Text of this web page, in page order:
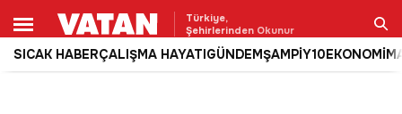
Türkiye,
Şehirlerinden Okunur
SICAK HABERÇALIŞMA HAYATIGÜNDEMŞAMPİY10EKONOMİ
Ara